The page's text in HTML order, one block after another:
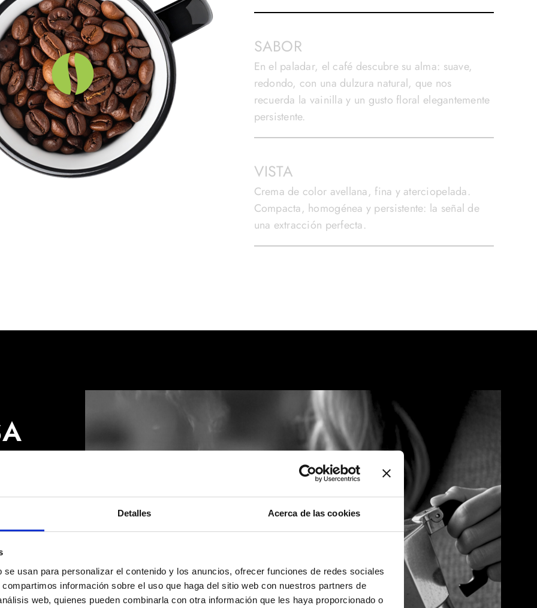
Detalles Acerca de las cookies
usan para personalizar el contenido y los anuncios, ofrecer funciones de redes sociales
información sobre el uso que haga del sitio web con nuestros partners de
web, quienes pueden combinarla con otra información que les haya proporcionado o
SABOR
En el paladar, el café descubre su alma: suave,
redondo, con una dulzura natural, que nos
recuerda la vainilla y un gusto floral elegantemente
persistente.
VISTA
Crema de color avellana, fina y aterciopelada.
Compacta, homogénea y persistente: la señal de
una extracción perfecta.
la
CAFFÉ PELLINI
¿QUÉ ESTÁSBUSCANDO?
CAFFÉ PELLINI
¿QUÉ ESTÁSBUSCANDO?